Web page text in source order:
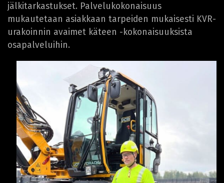
jälkitarkastukset. Palvelukokonaisuus
mukautetaan asiakkaan tarpeiden mukaisesti KVR-
urakoinnin avaimet käteen -kokonaisuuksista
osapalveluihin.